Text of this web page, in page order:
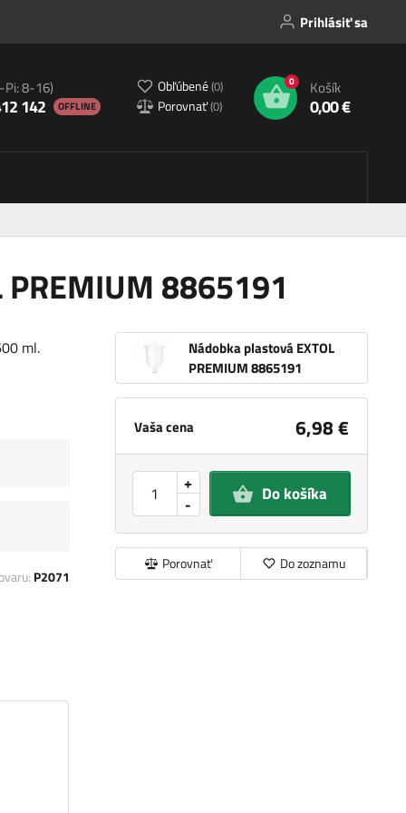
Prihlásiť sa
Pi: 8-16)
142 OFFLINE
Obľúbené(0)
Porovnať(0)
0 Košík
0,00 €
8865191
Nádobka plastová EXTOL
PREMIUM 8865191
Vaša cena 6,98 €
-
+ Do košíka
Porovnať Do zoznamu
ml.
P2071